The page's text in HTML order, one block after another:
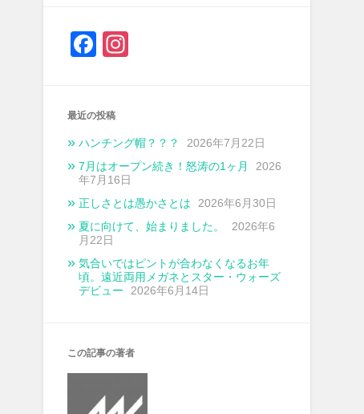
Facebook
最近の投稿
ハンチング帽？？？
2026年7月22日
7月はオープン続き！怒涛の1ヶ月
2026
年7月16日
正しさとは愚かさとは
2026年6月30日
夏に向けて、始まりました。
2026年6
月22日
気合いではピントが合わなくなるお年
頃。遠近両用メガネとスター・ウォーズ
デビュー
2026年6月14日
この記事の著者